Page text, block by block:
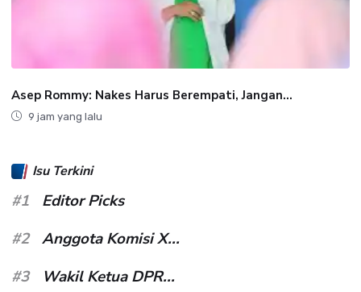
Asep Rommy: Nakes Harus Berempati, Jangan...
9 jam yang lalu
Isu Terkini
#1
Editor Picks
#2
Anggota Komisi X...
#3
Wakil Ketua DPR...